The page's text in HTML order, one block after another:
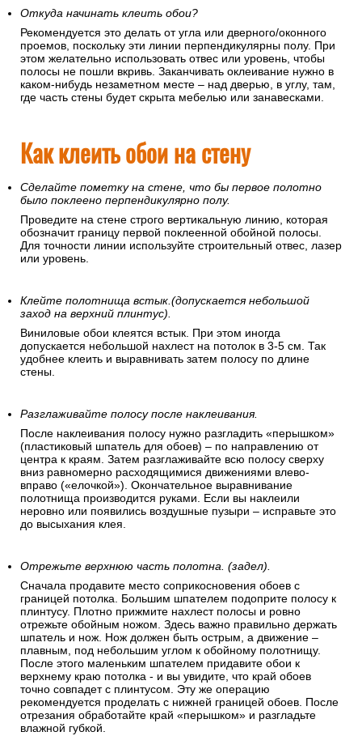
Откуда начинать клеить обои?
Рекомендуется это делать от угла или дверного/оконного
проемов, поскольку эти линии перпендикулярны полу. При
этом желательно использовать отвес или уровень, чтобы
полосы не пошли вкривь. Заканчивать оклеивание нужно в
каком-нибудь незаметном месте – над дверью, в углу, там,
где часть стены будет скрыта мебелью или занавесками.
Как клеить обои на стену
Сделайте пометку на стене, что бы первое полотно
было поклеено перпендикулярно полу.
Проведите на стене строго вертикальную линию, которая
обозначит границу первой поклеенной обойной полосы.
Для точности линии используйте строительный отвес, лазер
или уровень.
Клейте полотнища встык.(допускается небольшой
заход на верхний плинтус).
Виниловые обои клеятся встык. При этом иногда
допускается небольшой нахлест на потолок в 3-5 см. Так
удобнее клеить и выравнивать затем полосу по длине
стены.
Разглаживайте полосу после наклеивания.
После наклеивания полосу нужно разгладить «перышком»
(пластиковый шпатель для обоев) – по направлению от
центра к краям. Затем разглаживайте всю полосу сверху
вниз равномерно расходящимися движениями влево-
вправо («елочкой»). Окончательное выравнивание
полотнища производится руками. Если вы наклеили
неровно или появились воздушные пузыри – исправьте это
до высыхания клея.
Отрежьте верхнюю часть полотна. (задел).
Сначала продавите место соприкосновения обоев с
границей потолка. Большим шпателем подоприте полосу к
плинтусу. Плотно прижмите нахлест полосы и ровно
отрежьте обойным ножом. Здесь важно правильно держать
шпатель и нож. Нож должен быть острым, а движение –
плавным, под небольшим углом к обойному полотнищу.
После этого маленьким шпателем придавите обои к
верхнему краю потолка - и вы увидите, что край обоев
точно совпадет с плинтусом. Эту же операцию
рекомендуется проделать с нижней границей обоев. После
отрезания обработайте край «перышком» и разгладьте
влажной губкой.